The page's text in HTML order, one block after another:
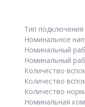
Тип подключения
Номинальное
Номинальный
Номинальный
Количество
Количество
Количество
Номинальная